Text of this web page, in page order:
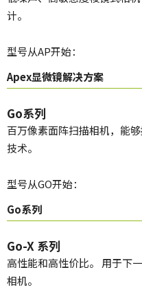
计。
型号从AP开始：
Apex显微镜解决方案
Go系列
百万像素面阵扫描相机，能
技术。
型号从GO开始：
Go系列
Go-X 系列
高性能和高性价比。 用于下
相机。